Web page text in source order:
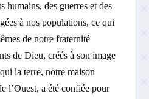
humains, des guerres et des
à nos populations, ce qui
de notre fraternité
de Dieu, créés à son image
la terre, notre maison
l’Ouest, a été confiée pour